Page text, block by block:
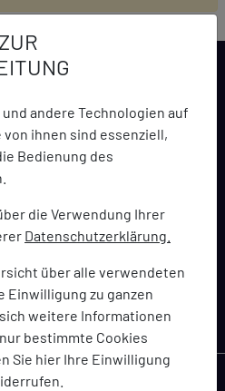
andere Technologien auf
ihnen sind essenziell,
Bedienung des
die Verwendung Ihrer
Datenschutzerklärung.
über alle verwendeten
Einwilligung zu ganzen
weitere Informationen
bestimmte Cookies
Sie hier Ihre Einwilligung
informiert über Angebote,